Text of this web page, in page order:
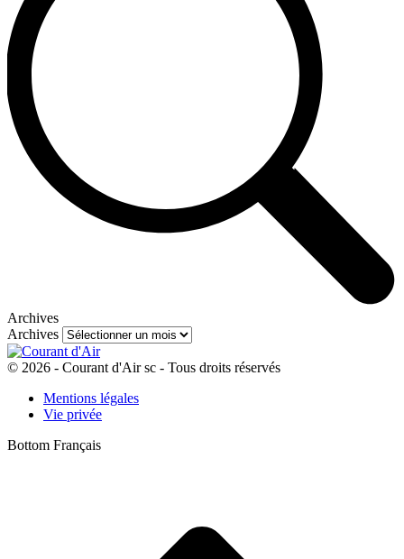
Archives
Archives
© 2026 - Courant d'Air sc - Tous droits réservés
Mentions légales
Vie privée
Bottom Français